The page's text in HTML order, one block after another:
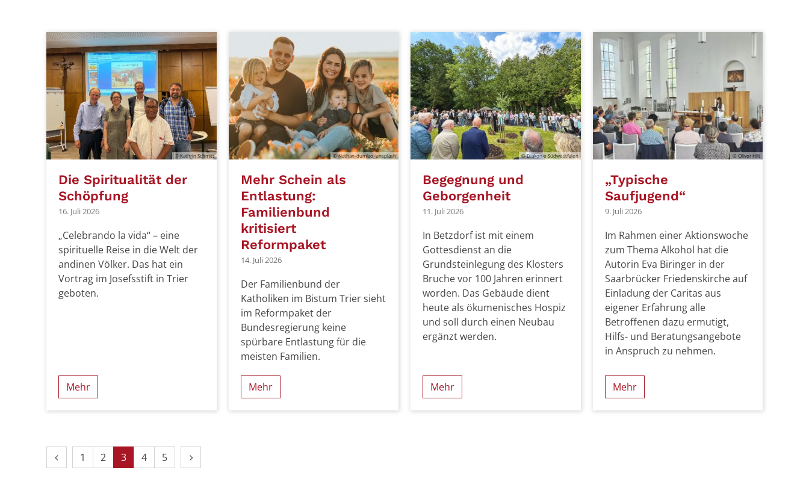
© Kathrin Schmitt
Die Spiritualität der
Schöpfung
16. Juli 2026
„Celebrando la vida“ – eine
spirituelle Reise in die Welt der
andinen Völker. Das hat ein
Vortrag im Josefsstift in Trier
geboten.
Mehr
© Nathan-dumlao_unsplash
Mehr Schein als
Entlastung:
Familienbund
kritisiert
Reformpaket
14. Juli 2026
Der Familienbund der
Katholiken im Bistum Trier sieht
im Reformpaket der
Bundesregierung keine
spürbare Entlastung für die
meisten Familien.
Mehr
© Diakonie Südwestfalen
Begegnung und
Geborgenheit
11. Juli 2026
In Betzdorf ist mit einem
Gottesdienst an die
Grundsteinlegung des Klosters
Bruche vor 100 Jahren erinnert
worden. Das Gebäude dient
heute als ökumenisches Hospiz
und soll durch einen Neubau
ergänzt werden.
Mehr
© Oliver Hilt
„Typische
Saufjugend“
9. Juli 2026
Im Rahmen einer Aktionswoche
zum Thema Alkohol hat die
Autorin Eva Biringer in der
Saarbrücker Friedenskirche auf
Einladung der Caritas aus
eigener Erfahrung alle
Betroffenen dazu ermutigt,
Hilfs- und Beratungsangebote
in Anspruch zu nehmen.
Mehr
Vorherige Seite
1 2 3 4 5 Nächste Seite